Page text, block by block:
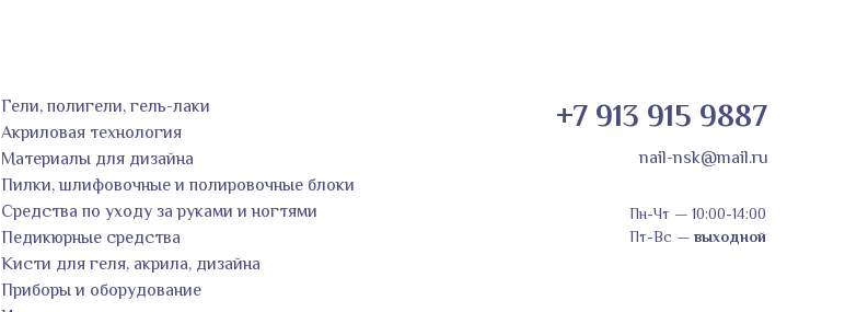
+7 913 915 9887
Гели, полигели, гель-лаки
Акриловая технология
Материалы для дизайна
Пилки, шлифовочные и полировочные блоки
Средства по уходу за руками и ногтями
Педикюрные средства
Кисти для геля, акрила, дизайна
Приборы и оборудование
Пн-Чт —10:00-14:00
Пт-Вс —выходной
nail-nsk@mail.ru